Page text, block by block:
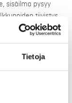
Tietoja
sisäilma pysyy
tiivistys
omassa kodissaan